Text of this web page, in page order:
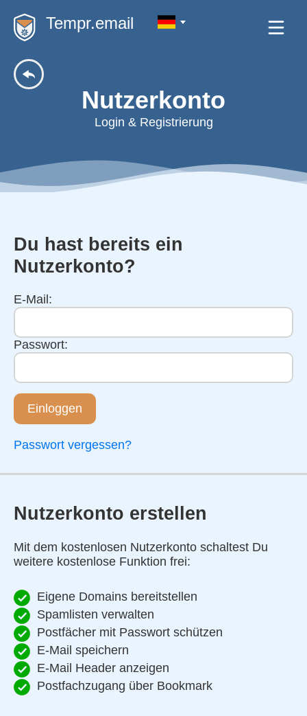
Tempr.email
Nutzerkonto
Login & Registrierung
Du hast bereits ein
Nutzerkonto?
E-Mail:
Passwort:
Einloggen
Passwort vergessen?
Nutzerkonto erstellen
Mit dem kostenlosen Nutzerkonto schaltest Du
weitere kostenlose Funktion frei:
Eigene Domains bereitstellen
Spamlisten verwalten
Postfächer mit Passwort schützen
E-Mail speichern
E-Mail Header anzeigen
Postfachzugang über Bookmark